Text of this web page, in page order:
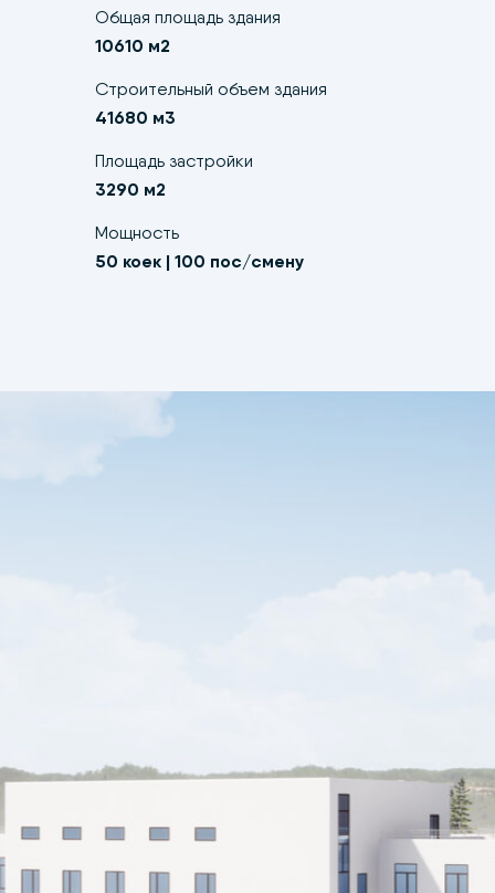
50 коек | 100 пос/смену
Мощность
Площадь застройки
3290 м2
Строительный объем здания
41680 м3
10610 м2
Общая площадь здания